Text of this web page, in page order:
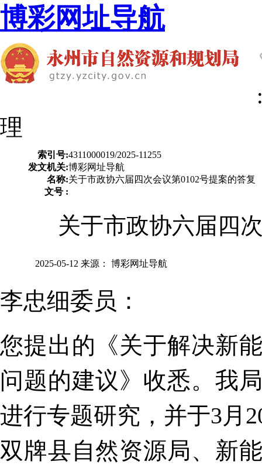
博彩网址导航
理
索引号:4311000019/2025-11255
发文机关:博彩网址导航
名称:关于市政协六届四次会议第0102号提案的答复
文号 :
关于市政协六届四
2025-05-12 来源： 博彩网址导航
李忠细委员：
您提出的《关于解决新
问题的建议》收悉。我
进行专题研究，并于3月
双牌县自然资源局、新